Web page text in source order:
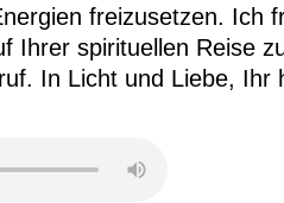
freizusetzen. Ich
Ihrer spirituellen Reise
In Licht und Liebe, Ihr